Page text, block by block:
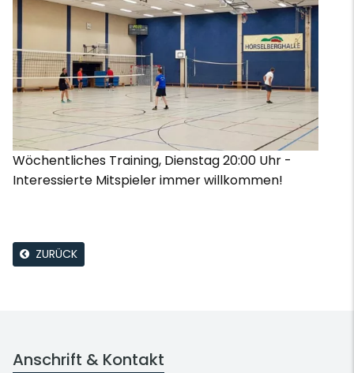
Wöchentliches Training, Dienstag 20:00 Uhr -
Interessierte Mitspieler immer willkommen!
ZURÜCK
Anschrift & Kontakt